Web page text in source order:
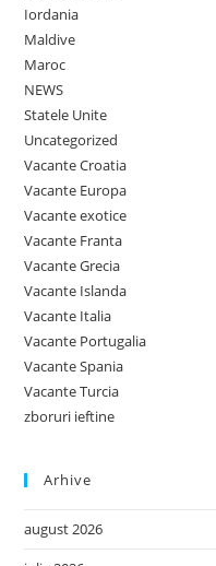
Iordania
Maldive
Maroc
NEWS
Statele Unite
Uncategorized
Vacante Croatia
Vacante Europa
Vacante exotice
Vacante Franta
Vacante Grecia
Vacante Islanda
Vacante Italia
Vacante Portugalia
Vacante Spania
Vacante Turcia
zboruri ieftine
Arhive
august 2026